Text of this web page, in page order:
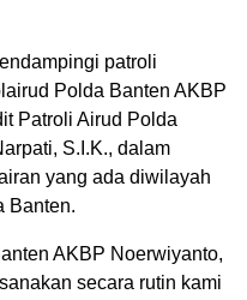
patroli
Polda Banten AKBP
Patroli Airud Polda
S.I.K., dalam
yang ada diwilayah
Banten.
AKBP Noerwiyanto,
secara rutin kami